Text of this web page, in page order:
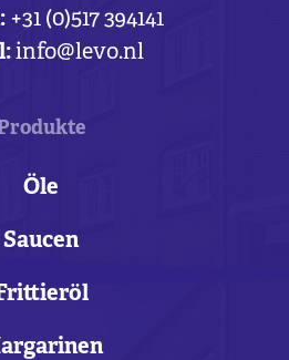
+31 (0)517 394141
info@levo.nl
Öle
Saucen